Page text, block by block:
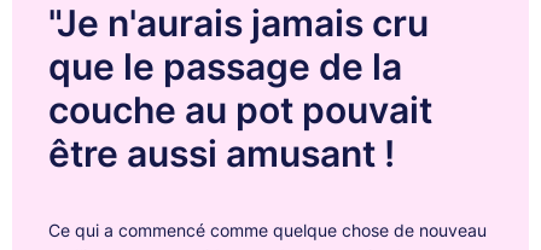
"Je n'aurais jamais cru
que le passage de la
couche au pot pouvait
être aussi amusant !
Ce qui a commencé comme quelque chose de nouveau